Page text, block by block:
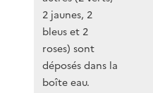
2 jaunes, 2
bleus et 2
roses) sont
déposés dans la
boîte eau.